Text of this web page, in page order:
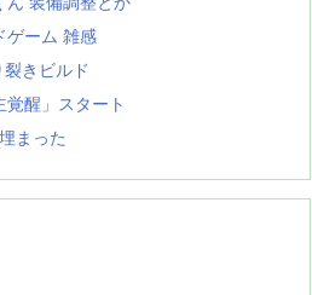
ゲーム 雑感
きビルド
醒」スタート
まった